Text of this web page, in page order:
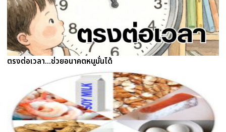
ตรงต่อเวลา...ช่วยอนาคตหนูมั่นได้